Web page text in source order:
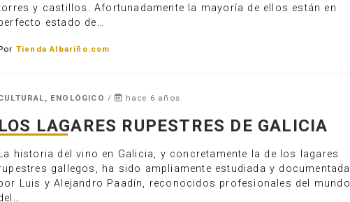
y castillos. Afortunadamente la mayoría de ellos están en
estado de…
Tienda Albariño.com
ENOLÓGICO / hace 6 años
LAGARES RUPESTRES DE GALICIA
historia del vino en Galicia, y concretamente la de los lagares
gallegos, ha sido ampliamente estudiada y documentada
Luis y Alejandro Paadín, reconocidos profesionales del mundo